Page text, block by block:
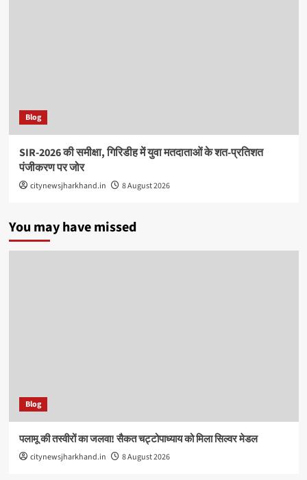
Blog
SIR-2026 की समीक्षा, गिरिडीह में युवा मतदाताओं के शत-प्रतिशत
पंजीकरण पर जोर
citynewsjharkhand.in 8 August 2026
You may have missed
Blog
पलामू की तस्वीरों का जलवा! सैकत चट्टोपाध्याय को मिला सिल्वर मेडल
citynewsjharkhand.in 8 August 2026